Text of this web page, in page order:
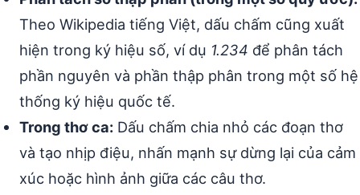
Theo Wikipedia tiếng Việt, dấu chấm cũng xuất
hiện trong ký hiệu số, ví dụ 1.234 để phân tách
phần nguyên và phần thập phân trong một số hệ
thống ký hiệu quốc tế.
Trong thơ ca: Dấu chấm chia nhỏ các đoạn thơ
và tạo nhịp điệu, nhấn mạnh sự dừng lại của cảm
xúc hoặc hình ảnh giữa các câu thơ.